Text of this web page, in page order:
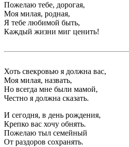
Пожелаю тебе, дорогая,
Моя милая, родная,
Я тебе любимой быть,
Каждый жизни миг ценить!
Хоть свекровью я должна вас,
Моя милая, назвать,
Но всегда мне были мамой,
Честно я должна сказать.
И сегодня, в день рождения,
Крепко вас хочу обнять.
Пожелаю тыл семейный
От раздоров сохранять.